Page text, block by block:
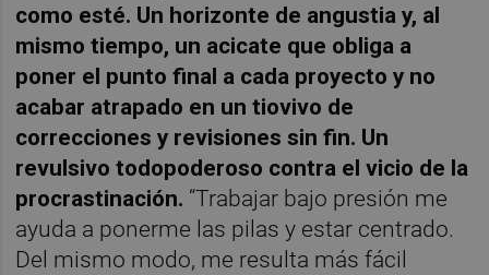
como esté. Un horizonte de angustia y, al
mismo tiempo, un acicate que obliga a
poner el punto final a cada proyecto y no
acabar atrapado en un tiovivo de
correcciones y revisiones sin fin. Un
revulsivo todopoderoso contra el vicio de la
procrastinación. “Trabajar bajo presión me
ayuda a ponerme las pilas y estar centrado.
Del mismo modo, me resulta más fácil